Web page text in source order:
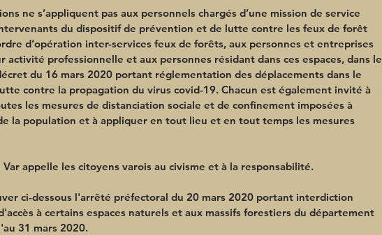
ne s’appliquent pas aux personnels chargés d’une mission de service
du dispositif de prévention et de lutte contre les feux de forêt
d’opération inter-services feux de forêts, aux personnes et entreprises
activité professionnelle et aux personnes résidant dans ces espaces, dans le
du 16 mars 2020 portant réglementation des déplacements dans le
contre la propagation du virus covid-19. Chacun est également invité à
les mesures de distanciation sociale et de confinement imposées à
la population et à appliquer en tout lieu et en tout temps les mesures
appelle les citoyens varois au civisme et à la responsabilité.
ci-dessous l'arrêté préfectoral du 20 mars 2020 portant interdiction
à certains espaces naturels et aux massifs forestiers du département
31 mars 2020.